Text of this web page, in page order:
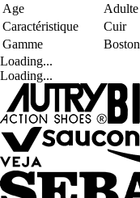
Age
Adulte
Caractéristique
Cuir
Gamme
Boston
Loading...
Loading...